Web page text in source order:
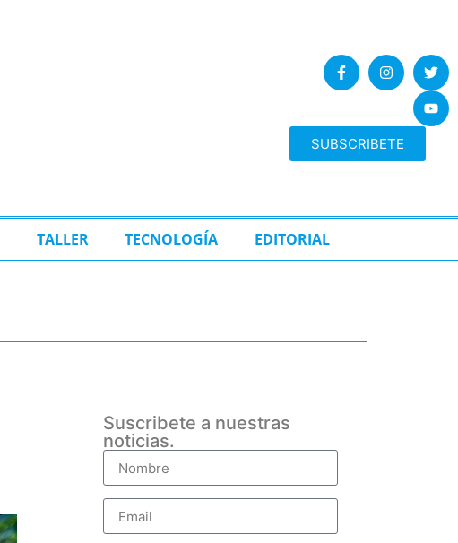
SUBSCRIBETE
TALLER TECNOLOGÍA EDITORIAL
Suscribete a nuestras
noticias.